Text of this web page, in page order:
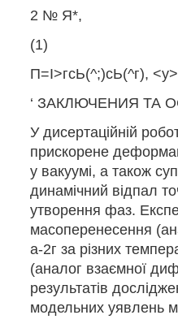
2 № Я*,
(1)
П=І>гсЬ(^;)сЬ(^г), <у>
‘ ЗАКЛЮЧЕНИЯ ТА
У дисертаційній
прискорене
у вакуумі, а також
динамічний відпал
утворення фаз.
масоперенесення
а-2г за різних
(аналог взаємної
результатів
модельних уявлень